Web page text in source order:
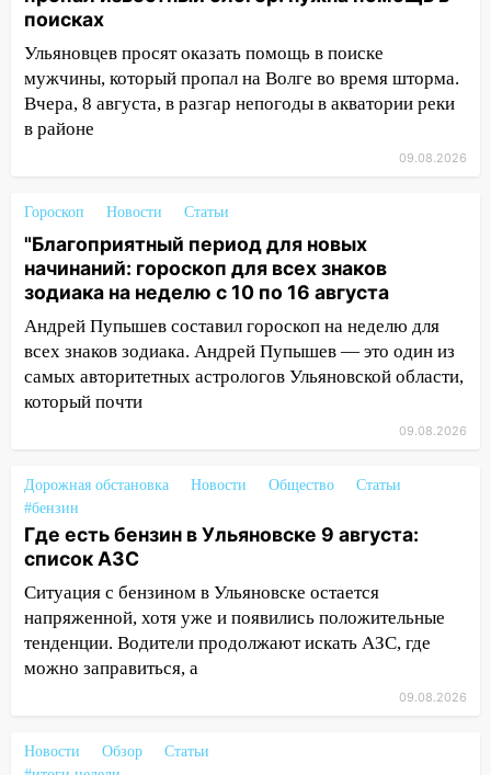
августа
13:00 На проспекте Тюленева в
Ульяновске образовалось «море»
12:57
августа: список АЗС
11:55 Соцсети: светофор упал на
машину во время сильного ливня в
Ульяновске
11:00 В Ульяновской области люди в
СНТ сидят без света
10:13 Прокуратура подвела итоги
09:18 Из-за ливня заблокировано
движение трамваев в Ульяновске
09:15 Ураган, изнасилование ребенка,
автоподставы и атака беспилотников:
важные итоги прошедшей недели в
Ульяновской области
08:20 В Ульяновске восстановили
трамвайную и троллейбусную
08:19
Внимание! В Цильнинском районе
пропал 67-летний мужчина
поисках
Ульяновцев просят оказать помощь в поиске
мужчины, который пропал на Волге во время шторма.
Вчера, 8 августа, в разгар непогоды в акватории реки
в районе
09.08.2026
Гороскоп Новости Статьи
"Благоприятный период для новых
начинаний: гороскоп для всех знаков
зодиака на неделю с 10 по 16 августа
Андрей Пупышев составил гороскоп на неделю для
всех знаков зодиака. Андрей Пупышев — это один из
самых авторитетных астрологов Ульяновской области,
который почти
09.08.2026
Дорожная обстановка Новости Общество
Статьи
#бензин
Где есть бензин в Ульяновске 9 августа:
список АЗС
Ситуация с бензином в Ульяновске остается
напряженной, хотя уже и появились положительные
тенденции. Водители продолжают искать АЗС, где
можно заправиться, а
09.08.2026
Новости Обзор
Статьи